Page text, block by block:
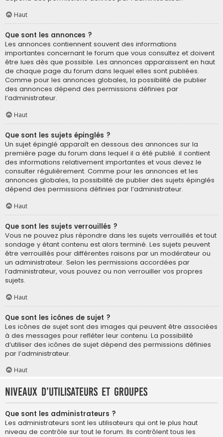
Haut
Que sont les annonces ?
Les annonces contiennent souvent des informations
importantes concernant le forum que vous consultez et doivent
être lues dès que possible. Les annonces apparaissent en haut
de chaque page du forum dans lequel elles sont publiées.
Comme pour les annonces globales, la possibilité de publier
des annonces dépend des permissions définies par
l’administrateur.
Haut
Que sont les sujets épinglés ?
Un sujet épinglé apparaît en dessous des annonces sur la
première page du forum dans lequel il a été publié. il contient
des informations relativement importantes et vous devez le
consulter régulièrement. Comme pour les annonces et les
annonces globales, la possibilité de publier des sujets épinglés
dépend des permissions définies par l’administrateur.
Haut
Que sont les sujets verrouillés ?
Vous ne pouvez plus répondre dans les sujets verrouillés et tout
sondage y étant contenu est alors terminé. Les sujets peuvent
être verrouillés pour différentes raisons par un modérateur ou
un administrateur. Selon les permissions accordées par
l’administrateur, vous pouvez ou non verrouiller vos propres
sujets.
Haut
Que sont les icônes de sujet ?
Les icônes de sujet sont des images qui peuvent être associées
à des messages pour refléter leur contenu. La possibilité
d’utiliser des icônes de sujet dépend des permissions définies
par l’administrateur.
Haut
Niveaux d’utilisateurs et groupes
Que sont les administrateurs ?
Les administrateurs sont les utilisateurs qui ont le plus haut
niveau de contrôle sur tout le forum. Ils contrôlent tous les